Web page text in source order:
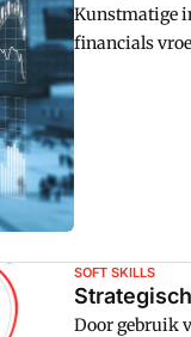
Kunstmatige
financials
SOFT SKILLS
Door gebruik